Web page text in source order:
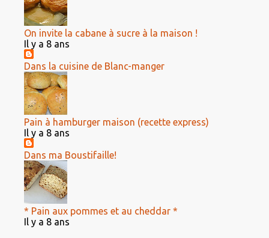
On invite la cabane à sucre à la maison !
Il y a 8 ans
Dans la cuisine de Blanc-manger
Pain à hamburger maison (recette express)
Il y a 8 ans
Dans ma Boustifaille!
* Pain aux pommes et au cheddar *
Il y a 8 ans